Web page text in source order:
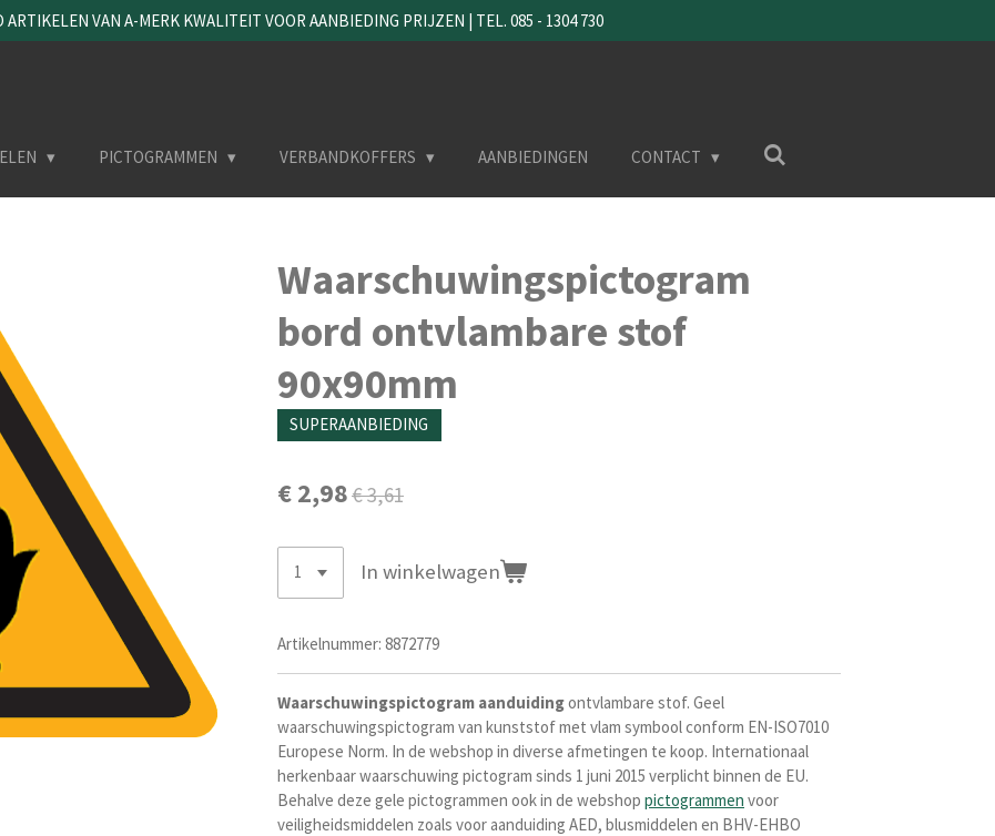
ARTIKELEN VAN A-MERK KWALITEIT VOOR AANBIEDING PRIJZEN | TEL. 085 - 1304 730
PICTOGRAMMEN VERBANDKOFFERS AANBIEDINGEN CONTACT
Waarschuwingspictogram
bord ontvlambare stof
90x90mm
SUPERAANBIEDING
€ 2,98€ 3,61
In winkelwagen
Artikelnummer: 8872779
Waarschuwingspictogram aanduidingontvlambare stof. Geel
waarschuwingspictogram van kunststof met vlam symbool conform EN-ISO7010
Europese Norm. In de webshop in diverse afmetingen te koop. Internationaal
herkenbaar waarschuwing pictogram sinds 1 juni 2015 verplicht binnen de EU.
Behalve deze gele pictogrammen ook in de webshop pictogrammen voor
veiligheidsmiddelen zoals voor aanduiding AED, blusmiddelen en BHV-EHBO